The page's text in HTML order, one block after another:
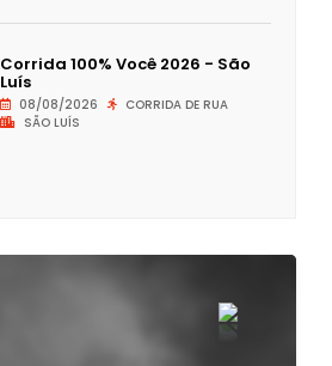
Corrida 100% Você 2026 - São
Luís
08/08/2026
CORRIDA DE RUA
SÃO LUÍS